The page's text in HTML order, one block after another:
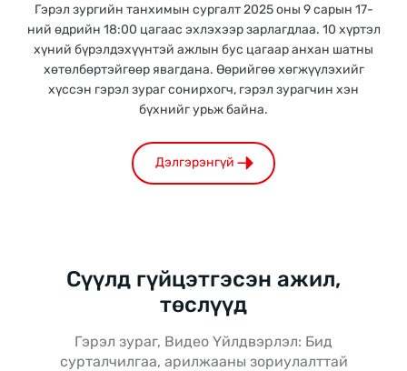
Гэрэл зургийн танхимын сургалт 2025 оны 9 сарын 17-
ний өдрийн 18:00 цагаас эхлэхээр зарлагдлаа. 10 хүртэл
хүний бүрэлдэхүүнтэй ажлын бус цагаар анхан шатны
хөтөлбөртэйгөөр явагдана. Өөрийгөө хөгжүүлэхийг
хүссэн гэрэл зураг сонирхогч, гэрэл зурагчин хэн
бүхнийг урьж байна.
Дэлгэрэнгүй
Сүүлд гүйцэтгэсэн ажил,
төслүүд
Гэрэл зураг, Видео Үйлдвэрлэл: Бид
сурталчилгаа, арилжааны зориулалттай